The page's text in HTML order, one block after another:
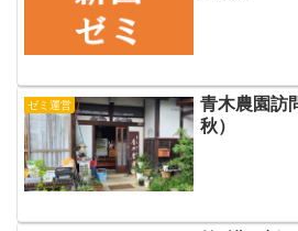
ゼミ運営
青木農園訪
秋）